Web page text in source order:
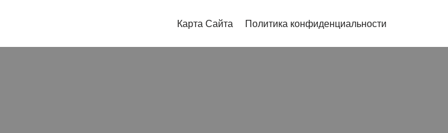
Карта Сайта Политика конфиденциальности